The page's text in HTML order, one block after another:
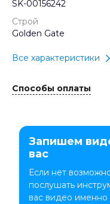
SK-00156242
Строй
Golden Gate
Все характеристики
Способы оплаты
Запишем
вас
Если нет
послушать
вас видео именно